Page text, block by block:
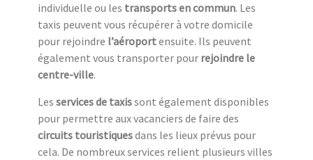
individuelle ou les transports en commun. Les
taxis peuvent vous récupérer à votre domicile
pour rejoindre l’aéroportensuite. Ils peuvent
également vous transporter pour rejoindre le
centre-ville.
Les services de taxissont également disponibles
pour permettre aux vacanciers de faire des
circuits touristiquesdans les lieux prévus pour
cela. De nombreux services relient plusieurs villes